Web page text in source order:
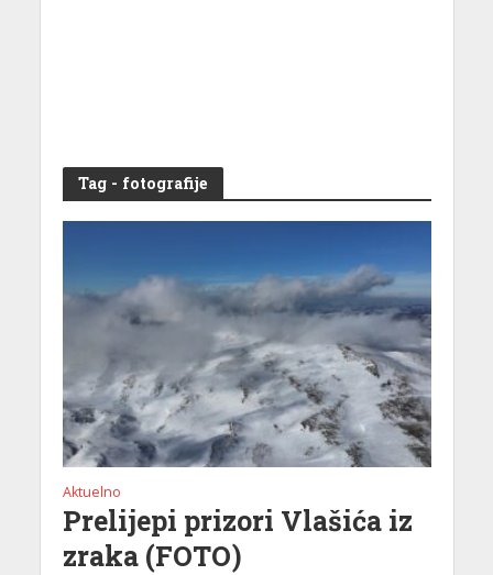
Tag - fotografije
Aktuelno
Prelijepi prizori Vlašića iz
zraka (FOTO)